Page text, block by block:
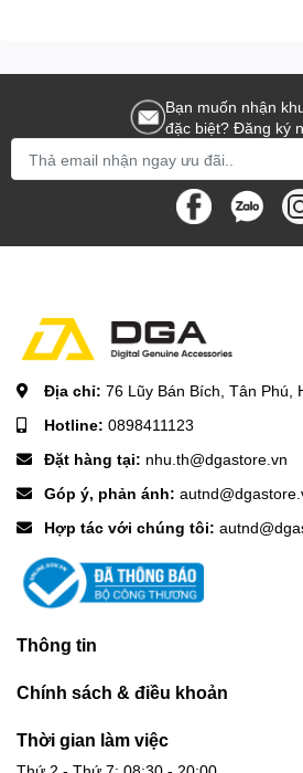
Bạn muốn nhận
đặc biệt? Đăng ký
Địa chỉ: 76 Lũy Bán Bích, Tân Phú,
Hotline: 0898411123
Đặt hàng tại: nhu.th@dgastore.vn
Góp ý, phản ánh:
Hợp tác với chúng tôi:
Thông tin
Chính sách & điều khoản
Thời gian làm việc